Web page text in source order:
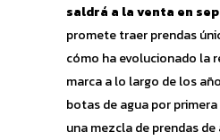
saldrá a la venta en
promete traer prendas
cómo ha evolucionado la
marca a lo largo de los
botas de agua por
una mezcla de prendas